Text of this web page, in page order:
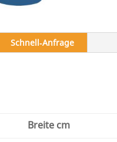
Schnell‑Anfrage
Breite cm